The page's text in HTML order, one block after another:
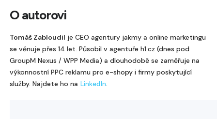
O autorovi
Tomáš Zabloudil je CEO agentury jakmy a online marketingu
se věnuje přes 14 let. Působil v agentuře h1.cz (dnes pod
GroupM Nexus / WPP Media) a dlouhodobě se zaměřuje na
výkonnostní PPC reklamu pro e-shopy i firmy poskytující
služby. Najdete ho na LinkedIn.